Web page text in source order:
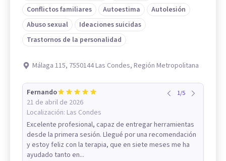
Conflictos familiares
Autoestima
Autolesión
Abuso sexual
Ideaciones suicidas
Trastornos de la personalidad
Málaga 115, 7550144 Las Condes, Región Metropolitana
Fernando
21 de abril de 2026
Localización: Las Condes
1/5
Excelente profesional, capaz de entregar herramientas
desde la primera sesión. Llegué por una recomendación
y estoy feliz con la terapia, que en siete meses me ha
ayudado tanto en...